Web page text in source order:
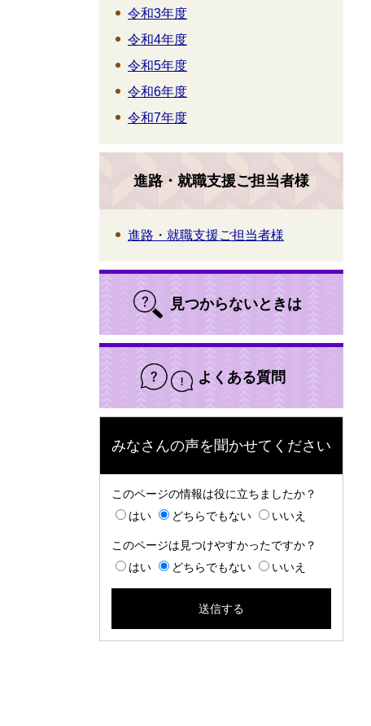
令和3年度
令和4年度
令和5年度
令和6年度
令和7年度
進路・就職支援ご担当者様
進路・就職支援ご担当者様
見つからないときは
よくある質問
みなさんの声を聞かせてください
このページの情報は役に立ちましたか？
はい
どちらでもない いいえ
このページは見つけやすかったですか？
はい
どちらでもない いいえ